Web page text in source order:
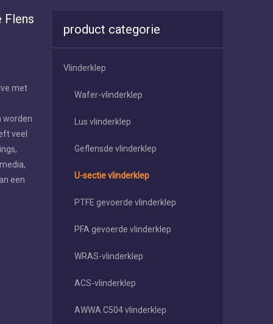
Flens
met
worden
veel
een
product categorie
Vlinderklep
Wafer-vlinderklep
Lus vlinderklep
Geflensde vlinderklep
U-sectie vlinderklep
PTFE gevoerde vlinderklep
PFA gevoerde vlinderklep
WRAS-vlinderklep
ACS-vlinderklep
AWWA C504 vlinderklep